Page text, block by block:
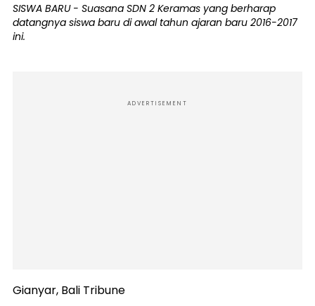
SISWA BARU - Suasana SDN 2 Keramas yang berharap
datangnya siswa baru di awal tahun ajaran baru 2016-2017
ini.
ADVERTISEMENT
Gianyar, Bali Tribune